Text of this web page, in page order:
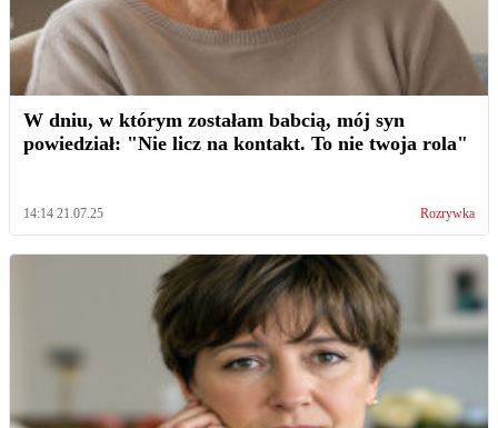
W dniu, w którym zostałam babcią, mój syn
powiedział: "Nie licz na kontakt. To nie twoja rola"
14:14 21.07.25 Rozrywka